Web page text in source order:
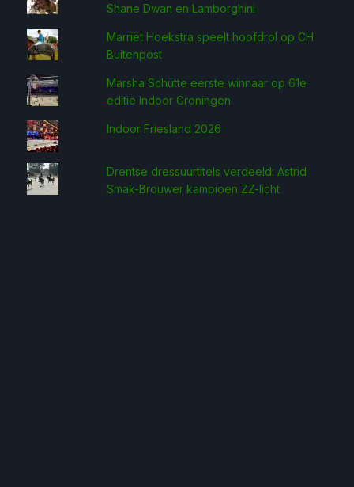
Shane Dwan en Lamborghini
Marriët Hoekstra speelt hoofdrol op CH
Buitenpost
Marsha Schütte eerste win­naar op 61e
editie Indoor Groningen
Indoor Friesland 2026
Drentse dressuurtitels verdeeld: Astrid
Smak-Brouwer kampioen ZZ-licht